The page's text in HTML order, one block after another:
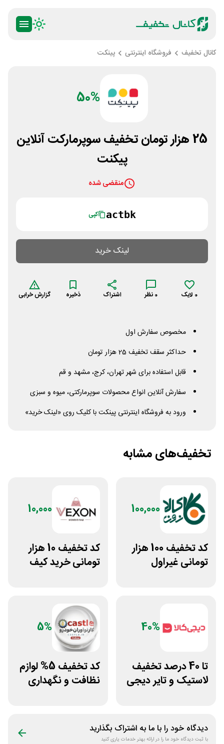
کانال تخفیف فروشگاه اینترنتی پینکت
50%
25 هزار تومان تخفیف سوپرمارکت آنلاین
پیکنت
منقضی شده
actbk کپی
لینک خرید
0 لایک 0 نظر اشتراک ذخیره گزارش خرابی
مخصوص سفارش اول
حداکثر سقف تخفیف 25 هزار تومان
قابل استفاده برای شهر تهران، کرج، مشهد و قم
سفارش آنلاین انواع محصولات سوپرمارکتی، میوه و سبزی
ورود به فروشگاه اینترنتی پینکت با کلیک روی «لینک خرید»
تخفیف‌های مشابه
100,000
کد تخفیف 100 هزار
تومانی غیراول
10,000
کد تخفیف 10 هزار
تومانی خرید کیف
40%
تا 40 درصد تخفیف
لاستیک و تایر دیجی
5%
کد تخفیف 5% لوازم
نظافت و نگهداری
دیدگاه خود را با ما به اشتراک بگذارید
با ثبت دیدگاه خود ما را در ارائه بهتر خدمات یاری کنید